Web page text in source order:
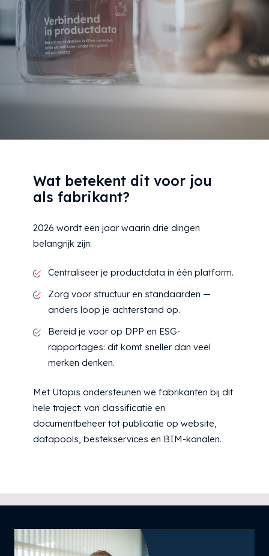
Wat betekent dit voor jou
als fabrikant?
2026 wordt een jaar waarin drie dingen
belangrijk zijn:
Centraliseer je productdata in één platform.
Zorg voor structuur en standaarden —
anders loop je achterstand op.
Bereid je voor op DPP en ESG-
rapportages: dit komt sneller dan veel
merken denken.
Met Utopis ondersteunen we fabrikanten bij dit
hele traject: van classificatie en
documentbeheer tot publicatie op website,
datapools, bestekservices en BIM-kanalen.